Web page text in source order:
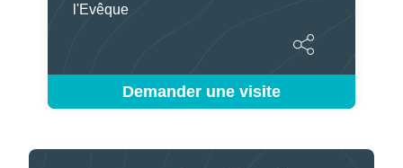
l'Evêque
Demander une visite